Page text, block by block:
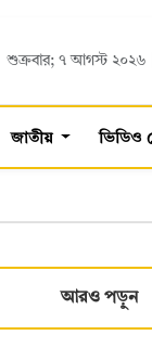
শুক্রবার; ৭ আগস্ট
জাতীয় ভিডিও
আরও পড়ুন